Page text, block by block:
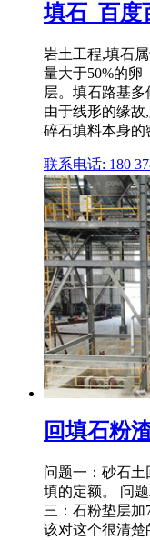
填石_百度
岩土工程,填石
量大于50%的卵
层。填石路基多
由于线形的缘故
碎石填料本身的
联系电话: 180
回填石粉
问题一：砂石土
填的定额。 问
三：石粉垫层加
该对这个很清楚